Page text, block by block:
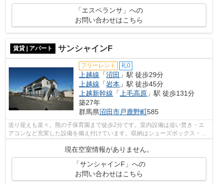
「エスペランサ」への
お問い合わせはこちら
賃貸 | アパート サンシャインF
フリーレント 礼0
上越線 「沼田 」駅 徒歩29分
上越線 「岩本 」駅 徒歩45分
上越新幹線 「 上毛高原 」駅 徒歩131分
築27年
群馬県沼田市戸鹿野町585
送り迎えも楽々。熊の子保育園まで徒歩2分です。室内設備は追い焚き・エ
アコンなど充実した設備を備え付けています。収納はシューズボックス・ク
ロゼットなど豊富なので、衣類や履き物...
現在空室情報がありません。
「サンシャインF」への
お問い合わせはこちら